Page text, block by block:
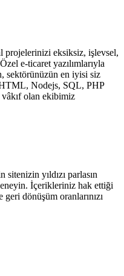
projelerinizi eksiksiz, işlevsel,
e-ticaret yazılımlarıyla
sektörünüzün en iyisi siz
Nodejs, SQL, PHP
olan ekibimiz
sitenizin yıldızı parlasın
İçerikleriniz hak ettiği
dönüşüm oranlarınızı